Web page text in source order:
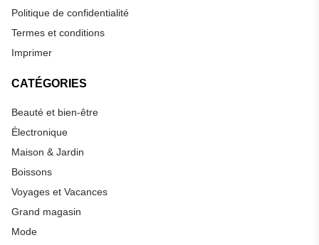
Politique de confidentialité
Termes et conditions
Imprimer
CATÉGORIES
Beauté et bien-être
Électronique
Maison & Jardin
Boissons
Voyages et Vacances
Grand magasin
Mode